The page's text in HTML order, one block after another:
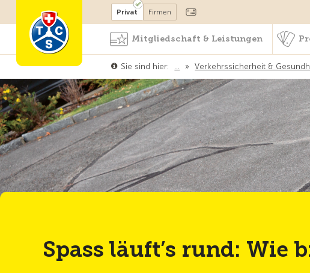
Mitglied werden
Privat Firmen
Mitgliedschaft & Leistungen
Sie sind hier: … » Verkehrssicherheit &
Spass läuft’s rund: Wie